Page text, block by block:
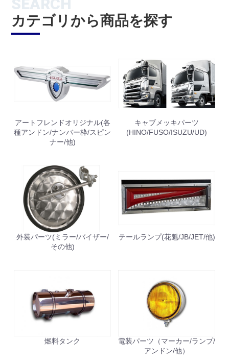
お買い物を続ける カートへ進む
SEARCH
カテゴリから商品を探す
アートフレンドオリジナル(各
種アンドン/ナンバー枠/スピン
ナー/他)
キャブメッキパーツ
(HINO/FUSO/ISUZU/UD)
外装パーツ(ミラー/バイザー/
その他)
テールランプ(花魁/JB/JET/他)
燃料タンク
電装パーツ（マーカー/ランプ/
アンドン/他）